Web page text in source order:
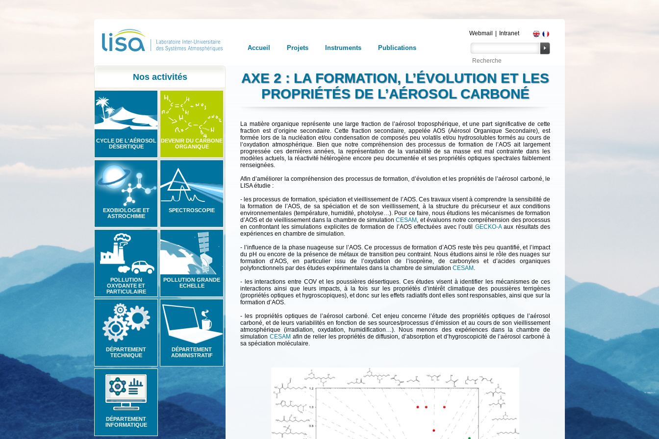
Accueil Projets Instruments Publications
Webmail Intranet
Nos activités
CYCLE DE L'AÉROSOL
DÉSERTIQUE
DEVENIR DU CARBONE
ORGANIQUE
EXOBIOLOGIE ET
ASTROCHIMIE
SPECTROSCOPIE
POLLUTION
OXYDANTE ET
PARTICULAIRE
POLLUTION GRANDE
ECHELLE
DÉPARTEMENT
TECHNIQUE
DÉPARTEMENT
ADMINISTRATIF
DÉPARTEMENT
INFORMATIQUE
AXE 2 : LA FORMATION, L’ÉVOLUTION ET LES
PROPRIÉTÉS DE L’AÉROSOL CARBONÉ
La matière organique représente une large fraction de l’aérosol troposphérique, et une part significative de cette
fraction est d’origine secondaire. Cette fraction secondaire, appelée AOS (Aérosol Organique Secondaire), est
formée lors de la nucléation et/ou condensation de composés peu volatils et/ou hydrosolubles formés au cours de
l’oxydation atmosphérique. Bien que notre compréhension des processus de formation de l’AOS ait largement
progressée ces dernières années, la représentation de la variabilité de sa masse est mal contrainte dans les
modèles actuels, la réactivité hétérogène encore peu documentée et ses propriétés optiques spectrales faiblement
renseignées.
Afin d’améliorer la compréhension des processus de formation, d’évolution et les propriétés de l’aérosol carboné, le
LISA étudie :
- les processus de formation, spéciation et vieillissement de l’AOS. Ces travaux visent à comprendre la sensibilité de
la formation de l’AOS, de sa spéciation et de son vieillissement, à la structure du précurseur et aux conditions
environnementales (température, humidité, photolyse…). Pour ce faire, nous étudions les mécanismes de formation
d’AOS et de vieillissement dans la chambre de simulationCESAM , et évaluons notre compréhension des processus
en confrontant les simulations explicites de formation de l’AOS effectuées avec l’outil GECKO-Aaux résultats des
expériences en chambre de simulation.
- l’influence de la phase nuageuse sur l’AOS. Ce processus de formation d’AOS reste très peu quantifié, et l’impact
du pH ou encore de la présence de métaux de transition peu contraint. Nous étudions ainsi le rôle des nuages sur
formation d’AOS, en particulier issu de l’oxydation de l’isoprène, de carbonyles et d’acides organiques
polyfonctionnels par des études expérimentales dans la chambre de simulation CESAM .
- les interactions entre COV et les poussières désertiques. Ces études visent à identifier les mécanismes de ces
interactions ainsi que leurs impacts, à la fois sur les propriétés d’intérêt climatique des poussières terrigènes
(propriétés optiques et hygroscopiques), et donc sur les effets radiatifs dont elles sont responsables, ainsi que sur la
formation d’AOS.
- les propriétés optiques de l’aérosol carboné. Cet enjeu concerne l’étude des propriétés optiques de l’aérosol
carboné, et de leurs variabilités en fonction de ses sources/processus d’émission et au cours de son vieillissement
atmosphérique (irradiation, oxydation, humidification…). Nous menons des expériences dans la chambre de
simulation CESAM afin de relier les propriétés de diffusion, d’absorption et d’hygroscopicité de l’aérosol carboné à
sa spéciation moléculaire.